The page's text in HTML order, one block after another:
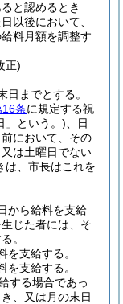
と認めるとき
以後において、
料月額を調整す
正)
までとする。
16条に規定する祝
」という。) 、日
において、その
は土曜日でない
は、市長はこれを
から給料を支給
じた者には、そ
。
支給する。
支給する。
する場合であっ
、又は月の末日